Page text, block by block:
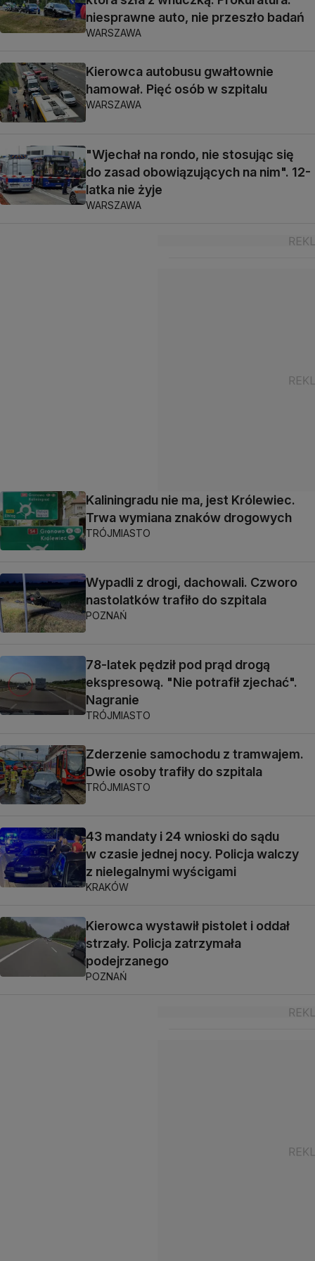
niesprawne auto, nie przeszło badań
WARSZAWA
Kierowca autobusu gwałtownie
hamował. Pięć osób w szpitalu
WARSZAWA
"Wjechał na rondo, nie stosując się
do zasad obowiązujących na nim". 12-
latka nie żyje
WARSZAWA
Kaliningradu nie ma, jest Królewiec.
Trwa wymiana znaków drogowych
TRÓJMIASTO
Wypadli z drogi, dachowali. Czworo
nastolatków trafiło do szpitala
POZNAŃ
78-latek pędził pod prąd drogą
ekspresową. "Nie potrafił zjechać".
Nagranie
TRÓJMIASTO
Zderzenie samochodu z tramwajem.
Dwie osoby trafiły do szpitala
TRÓJMIASTO
43 mandaty i 24 wnioski do sądu
w czasie jednej nocy. Policja walczy
z nielegalnymi wyścigami
KRAKÓW
Kierowca wystawił pistolet i oddał
strzały. Policja zatrzymała
podejrzanego
POZNAŃ